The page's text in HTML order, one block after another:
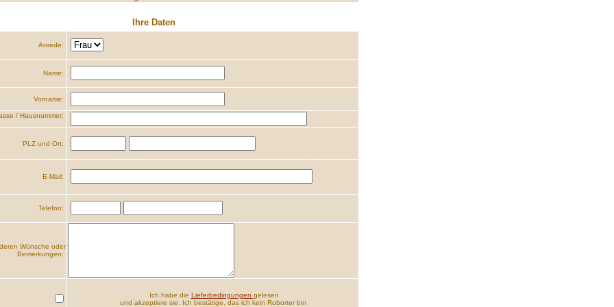
Ihre Daten
Anrede:
Name:
Vorname:
/ Hausnummer:
PLZ und Ort:
E-Mail:
Telefon:
Wünsche oder
Bemerkungen:
Ich habe die Lieferbedingungen gelesen
und akzeptiere sie. Ich bestätige, das ich kein Roborter bin